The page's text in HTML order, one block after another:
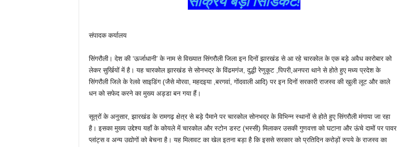
संपादक कर्यालय
सिंगरौली। देश की ‘ऊर्जाधानी’ के नाम से विख्यात सिंगरौली जिला इन दिनों झारखंड से आ रहे चारकोल के एक बड़े अवैध कारोबार को
लेकर सुर्खियों में है। यह चारकोल झारखंड से सोनभद्र के विंढमगंज, दुद्धी रेणुकूट ,पिपरी,अनपरा थाने से होते हुए मध्य प्रदेश के
सिंगरौली जिले के रेलवे साइडिंग (जैसे मोरवा, महदइया ,बरगवां, गोंदवाली आदि) पर इन दिनों सरकारी राजस्व की खुली लूट और काले
धन को सफेद करने का मुख्य अड्डा बन गया हैं।
सूत्रों के अनुसार, झारखंड के रामगढ़ क्षेत्र से बड़े पैमाने पर चारकोल सोनभद्र के विभिन्न स्थानों से होते हुए सिंगरौली मंगाया जा रहा
है। इसका मुख्य उद्देश्य यहाँ के कोयले में चारकोल और स्टोन डस्ट (भस्सी) मिलाकर उसकी गुणवत्ता को घटाना और ऊंचे दामों पर पावर
प्लांट्स व अन्य उद्योगों को बेचना है। यह मिलावट का खेल इतना बड़ा है कि इससे सरकार को प्रतिदिन करोड़ों रुपये के राजस्व का